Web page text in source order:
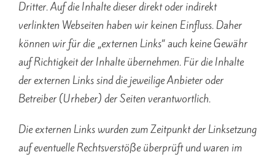
Dritter. Auf die Inhalte dieser direkt oder indirekt
verlinkten Webseiten haben wir keinen Einfluss. Daher
können wir für die „externen Links“ auch keine Gewähr
auf Richtigkeit der Inhalte übernehmen. Für die Inhalte
der externen Links sind die jeweilige Anbieter oder
Betreiber (Urheber) der Seiten verantwortlich.
Die externen Links wurden zum Zeitpunkt der Linksetzung
auf eventuelle Rechtsverstöße überprüft und waren im